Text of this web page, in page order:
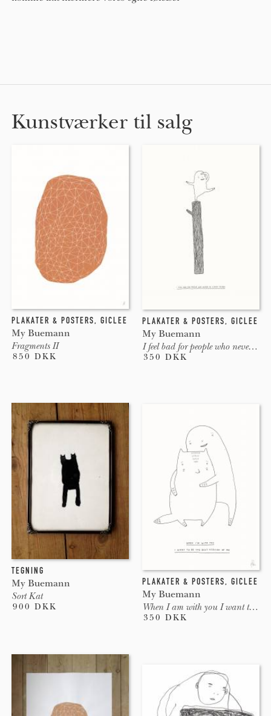
Kunstværker til salg
PLAKATER & POSTERS, GICLEE
My Buemann
Fragments II
850 DKK
PLAKATER & POSTERS, GICLEE
My Buemann
I feel bad for people who never do stupid things
350 DKK
TEGNING
My Buemann
Sort Kat
900 DKK
PLAKATER & POSTERS, GICLEE
My Buemann
When I am with you I want to be the best version of me
350 DKK